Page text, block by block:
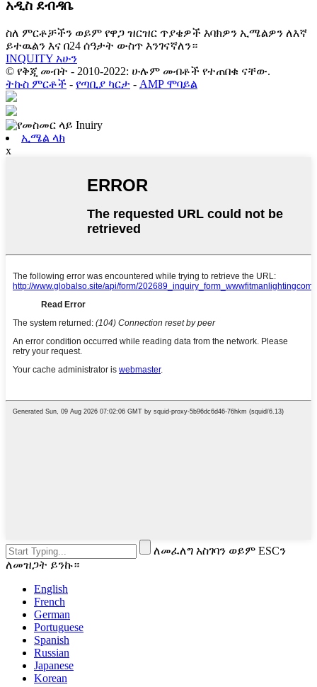
አዲስ ደብዳቤ
ስለ ምርቶቻችን ወይም የዋጋ ዝርዝር ጥያቄዎች እባክዎን ኢሜልዎን ለእኛ
ይተዉልን እና በ24 ሰዓታት ውስጥ እንገናኛለን።
INQUITY አሁን
© የቅጂ መብት - 2010-2022: ሁሉም መብቶች የተጠበቁ ናቸው.
ትኩስ ምርቶች - የጣቢያ ካርታ - AMP ሞባይል
ኢሜል ላክ
x
ለመፈለግ አስገባን ወይም ESCን
ለመዝጋት ይንኩ።
English
French
German
Portuguese
Spanish
Russian
Japanese
Korean